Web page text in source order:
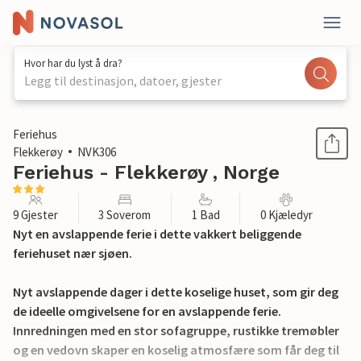
Hvor har du lyst å dra?
Legg til destinasjon, datoer, gjester
1 / 23
Feriehus
Flekkerøy
NVK306
Feriehus - Flekkerøy , Norge
9 Gjester 3 Soverom 1 Bad 0 Kjæledyr
Nyt en avslappende ferie i dette vakkert beliggende
feriehuset nær sjøen.
Nyt avslappende dager i dette koselige huset, som gir deg
de ideelle omgivelsene for en avslappende ferie.
Innredningen med en stor sofagruppe, rustikke tremøbler
og en vedovn skaper en koselig atmosfære som får deg til